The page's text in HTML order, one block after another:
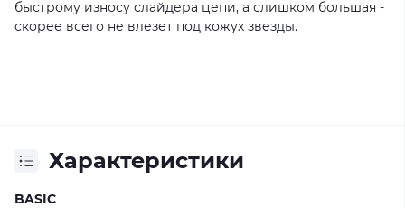
быстрому износу слайдера цепи, а слишком большая -
скорее всего не влезет под кожух звезды.
Характеристики
BASIC